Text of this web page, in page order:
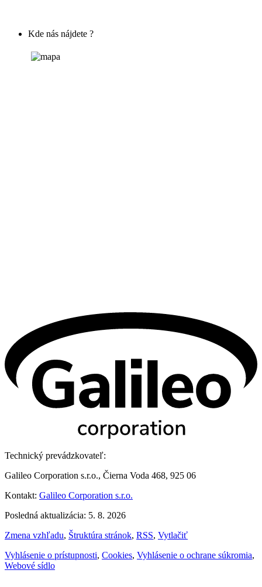
Kde nás nájdete ?
Technický prevádzkovateľ:
Galileo Corporation s.r.o., Čierna Voda 468, 925 06
Kontakt: Galileo Corporation s.r.o.
Posledná aktualizácia: 5. 8. 2026
Zmena vzhľadu, Štruktúra stránok, RSS, Vytlačiť
Vyhlásenie o prístupnosti, Cookies, Vyhlásenie o ochrane súkromia,
Webové sídlo